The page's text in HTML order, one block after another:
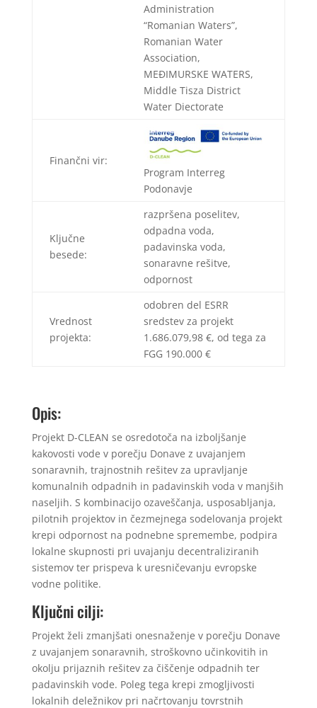
Administration
“Romanian Waters”,
Romanian Water
Association,
MEĐIMURSKE WATERS,
Middle Tisza District
Water Diectorate
Finančni vir:
Program Interreg
Podonavje
Ključne
besede:
razpršena poselitev,
odpadna voda,
padavinska voda,
sonaravne rešitve,
odpornost
Vrednost
projekta:
odobren del ESRR
sredstev za projekt
1.686.079,98 €, od tega za
FGG 190.000 €
Opis:
Projekt D-CLEAN se osredotoča na izboljšanje
kakovosti vode v porečju Donave z uvajanjem
sonaravnih, trajnostnih rešitev za upravljanje
komunalnih odpadnih in padavinskih voda v manjših
naseljih. S kombinacijo ozaveščanja, usposabljanja,
pilotnih projektov in čezmejnega sodelovanja projekt
krepi odpornost na podnebne spremembe, podpira
lokalne skupnosti pri uvajanju decentraliziranih
sistemov ter prispeva k uresničevanju evropske
vodne politike.
Ključni cilji:
Projekt želi zmanjšati onesnaženje v porečju Donave
z uvajanjem sonaravnih, stroškovno učinkovitih in
okolju prijaznih rešitev za čiščenje odpadnih ter
padavinskih vode. Poleg tega krepi zmogljivosti
lokalnih deležnikov pri načrtovanju tovrstnih